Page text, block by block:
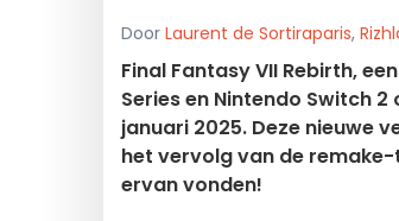
Door Laurent de Sortiraparis,
Final Fantasy VII Rebirth,
Series en Nintendo Switch
januari 2025. Deze nieuwe
het vervolg van de remake-
ervan vonden!